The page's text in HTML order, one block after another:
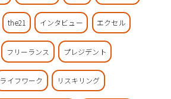
the21 インタビュー エクセル
フリーランス プレジデント
ライフワーク リスキリング